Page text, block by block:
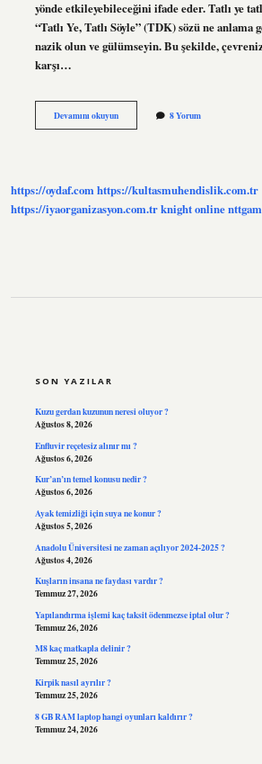
yönde etkileyebileceğini ifade eder. Tatlı ye
“Tatlı Ye, Tatlı Söyle” (TDK) sözü ne anlama
nazik olun ve gülümseyin. Bu şekilde,
karşı…
Devamını okuyunTatlı
Kaçık
8 Yorum
https://oydaf.comhttps://kultasmuhendislik.com.tr
https://iyaorganizasyon.com.trknight online
SON YAZILAR
Kuzu gerdan kuzunun neresi oluyor ?
Ağustos 8, 2026
Enfluvir reçetesiz alınır mı ?
Ağustos 6, 2026
Kur’an’ın temel konusu nedir ?
Ağustos 6, 2026
Ayak temizliği için suya ne konur ?
Ağustos 5, 2026
Anadolu Üniversitesi ne zaman açılıyor 2024-2025 ?
Ağustos 4, 2026
Kuşların insana ne faydası vardır ?
Temmuz 27, 2026
Yapılandırma işlemi kaç taksit ödenmezse iptal olur ?
Temmuz 26, 2026
M8 kaç matkapla delinir ?
Temmuz 25, 2026
Kirpik nasıl ayrılır ?
Temmuz 25, 2026
8 GB RAM laptop hangi oyunları kaldırır ?
Temmuz 24, 2026